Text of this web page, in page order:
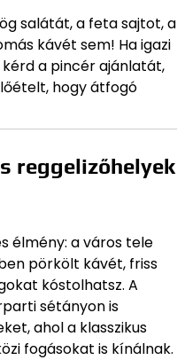
salátát, a feta sajtot, a
kávét sem! Ha igazi
a pincér ajánlatát,
hogy átfogó
reggelizőhelyek
élmény: a város tele
pörkölt kávét, friss
kóstolhatsz. A
sétányon is
ahol a klasszikus
fogásokat is kínálnak.